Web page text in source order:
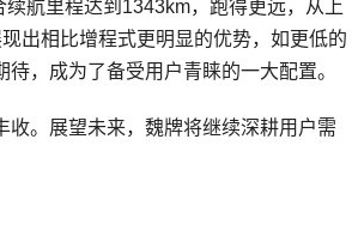
航里程达到1343km，跑得更远，从上
出相比增程式更明显的优势，如更低的
，成为了备受用户青睐的一大配置。
。展望未来，魏牌将继续深耕用户需